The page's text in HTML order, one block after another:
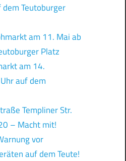
Teutoburger
am 11. Mai ab
Platz
am 14.
auf dem
Templiner Str.
– Macht mit!
vor
auf dem Teute!